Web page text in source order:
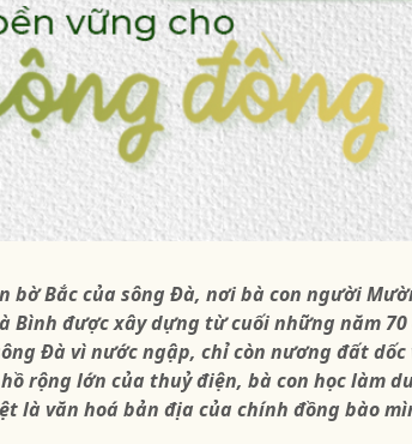
bờ Bắc của sông Đà, nơi bà con người
Bình được xây dựng từ cuối những năm
Đà vì nước ngập, chỉ còn nương đất
rộng lớn của thuỷ điện, bà con học làm
là văn hoá bản địa của chính đồng bào